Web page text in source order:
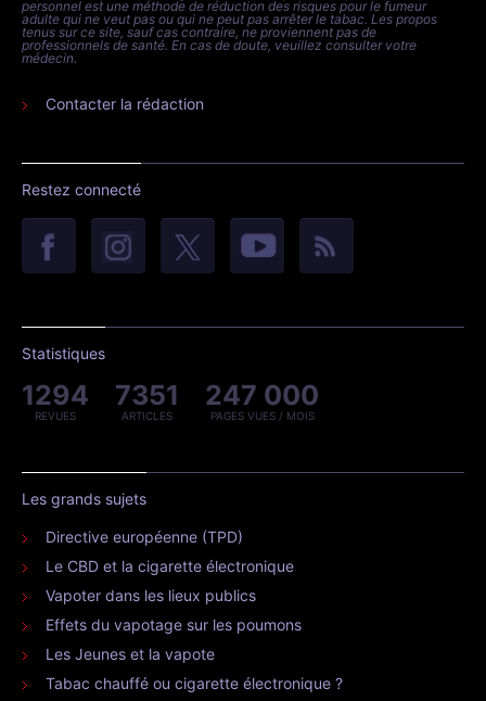
personnel est une méthode de réduction des risques pour le fumeur
adulte qui ne veut pas ou qui ne peut pas arrêter le tabac. Les propos
tenus sur ce site, sauf cas contraire, ne proviennent pas de
professionnels de santé. En cas de doute, veuillez consulter votre
médecin.
Contacter la rédaction
Restez connecté
Statistiques
1294
REVUES
7351
ARTICLES
247 000
PAGES VUES / MOIS
Les grands sujets
Directive européenne (TPD)
Le CBD et la cigarette électronique
Vapoter dans les lieux publics
Effets du vapotage sur les poumons
Les Jeunes et la vapote
Tabac chauffé ou cigarette électronique ?